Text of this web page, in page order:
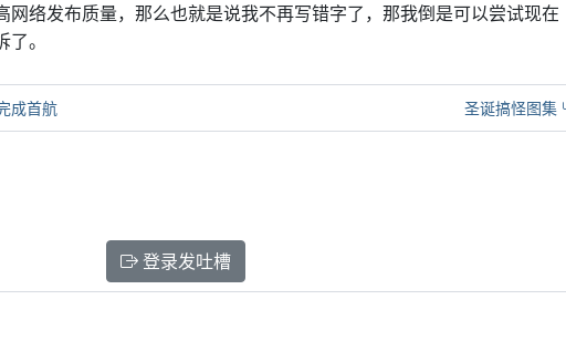
网络发布质量，那么也就是说我不再写错字了，那我倒是可以尝试现在
。
成首航 圣诞搞怪图集
登录发吐槽